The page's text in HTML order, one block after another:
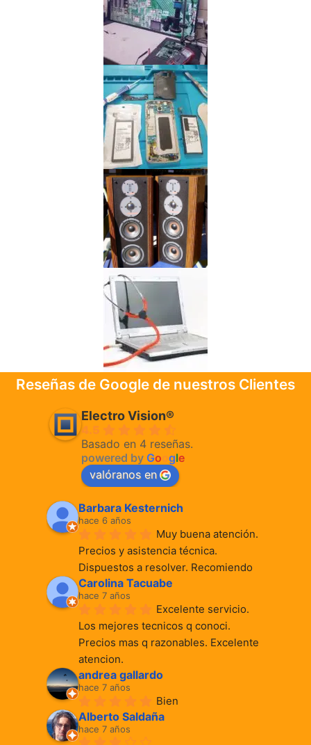
Reseñas de Google de nuestros Clientes
Electro Vision®
4.5
Basado en 4 reseñas.
powered by Google
valóranos en
Barbara Kesternich
hace 6 años
Muy buena atención.
Precios y asistencia técnica.
Dispuestos a resolver. Recomiendo
Carolina Tacuabe
hace 7 años
Excelente servicio.
Los mejores tecnicos q conoci.
Precios mas q razonables. Excelente
atencion.
andrea gallardo
hace 7 años
Bien
Alberto Saldaña
hace 7 años